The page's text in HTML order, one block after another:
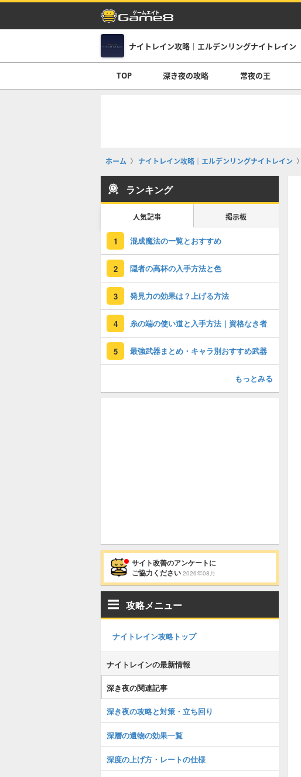
ナイトレイン攻略｜エルデンリングナイトレイン
TOP 深き夜の攻略 常夜の王
ホーム ナイトレイン攻略｜エルデンリングナイトレイン
ランキング
人気記事 掲示板
1 混成魔法の一覧とおすすめ
2 隠者の高杯の入手方法と色
3 発見力の効果は？上げる方法
4 糸の端の使い道と入手方法｜資格なき者
5 最強武器まとめ・キャラ別おすすめ武器
もっとみる
サイト改善のアンケートに
ご協力ください 2026年08月
攻略メニュー
ナイトレイン攻略トップ
ナイトレインの最新情報
深き夜の関連記事
深き夜の攻略と対策・立ち回り
深層の遺物の効果一覧
深度の上げ方・レートの仕様